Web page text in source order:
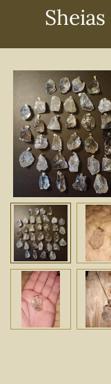
de
hoofdinhoud
Sheias